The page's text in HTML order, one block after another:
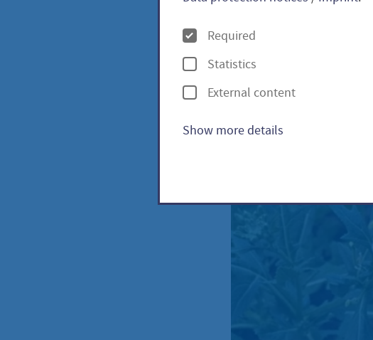
O
p
t
i
o
Required
Statistics
External content
Show more details